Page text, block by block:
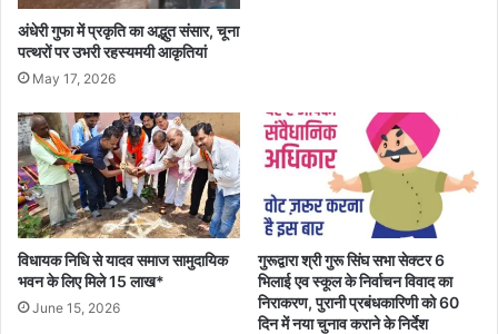
अंधेरी गुफा में प्रकृति का अद्भुत संसार, चूना
पत्थरों पर उभरी रहस्यमयी आकृतियां
May 17, 2026
विधायक निधि से यादव समाज सामुदायिक
भवन के लिए मिले 15 लाख*
June 15, 2026
गुरूद्वारा श्री गुरू सिंघ सभा सेक्टर 6
भिलाई एव स्कूल के निर्वाचन विवाद का
निराकरण, पुरानी प्रबंधकारिणी को 60
दिन में नया चुनाव कराने के निर्देश